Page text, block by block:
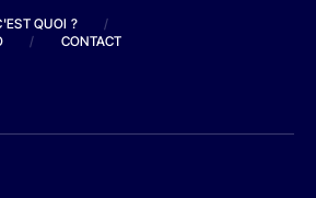
QUOI ?
/
/ CONTACT